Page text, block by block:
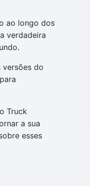
ao longo dos
verdadeira
versões do
Truck
a sua
esses